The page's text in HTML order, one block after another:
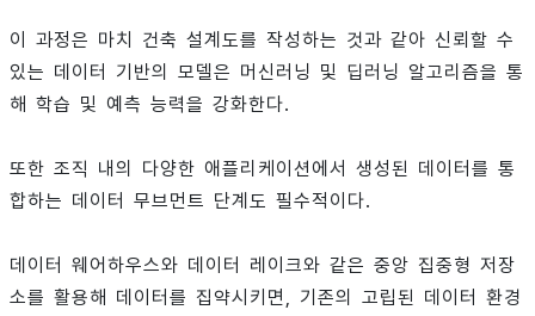
이 과정은 마치 건축 설계도를 작성하는 것과 같아 신뢰할 수
있는 데이터 기반의 모델은 머신러닝 및 딥러닝 알고리즘을 통
해 학습 및 예측 능력을 강화한다.
또한 조직 내의 다양한 애플리케이션에서 생성된 데이터를 통
합하는 데이터 무브먼트 단계도 필수적이다.
데이터 웨어하우스와 데이터 레이크와 같은 중앙 집중형 저장
소를 활용해 데이터를 집약시키면, 기존의 고립된 데이터 환경